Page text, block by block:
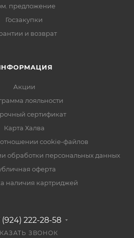
предложение
Госзакупки
и возврат
Акции
лояльности
сертификат
Карта Халва
cookie-файлов
обработки персональных данных
оферта
наличия картриджей
(924) 222-28-58
ЗВОНОК